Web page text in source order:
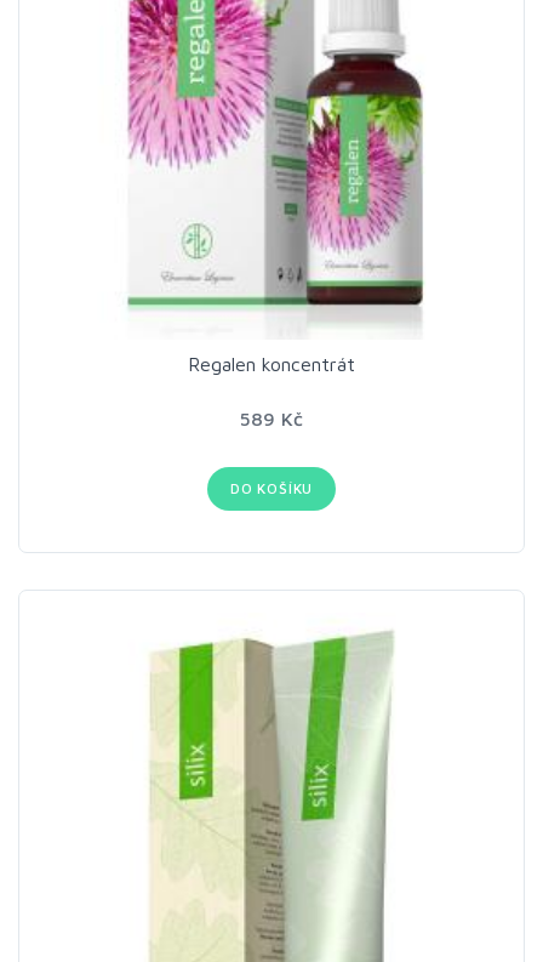
Regalen koncentrát
589 Kč
DO KOŠÍKU